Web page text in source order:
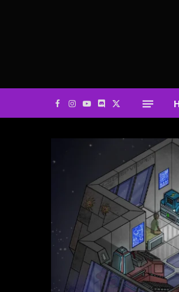
Facebook
Instagram
YouTube
Discord
X